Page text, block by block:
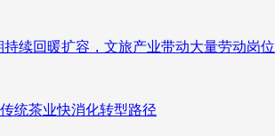
续回暖扩容，文旅产业带动大量劳动岗位
统茶业快消化转型路径